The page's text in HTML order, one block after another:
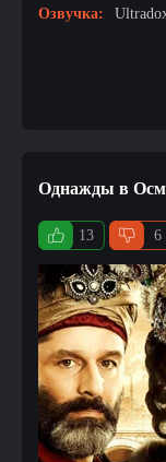
Озвучка:
Однажды в
13 6